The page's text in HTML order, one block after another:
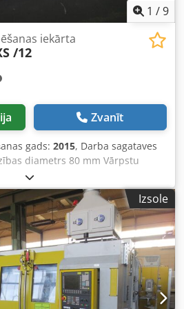
1 /9
iekārta
/12
Zvanīt
gads: 2015, Darba sagataves
diametrs 80 mm Vārpstu
B5 Darba sagataves svars 2,00
mm Slīpēšanas diska diametrs
atvere 32 mm Maksimālais
20 mm Maksimālais perimetra
caurlaides diametrs 45 - 60 mm
75,00 kW Mašīnas svars apm.
apm. 5,00 x 3,50 x H3,50 m
slīpmašīna nokaļu
vadību - neregulāras formas
CO2 ugunsdzēsības
Izsole